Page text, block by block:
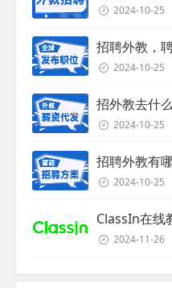
2024-10-25
2024-10-25
2024-10-25
2024-10-25
2024-11-26